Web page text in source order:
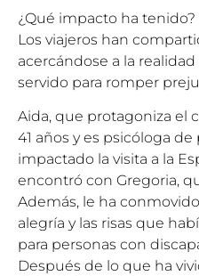
¿Qué impacto ha tenido?
Los viajeros han
acercándose a la
servido para romper
Aida, que protagoniza el
41 años y es psicóloga de
impactado la visita a la
encontró con Gregoria,
Además, le ha
alegría y las risas que
para personas con
Después de lo que ha